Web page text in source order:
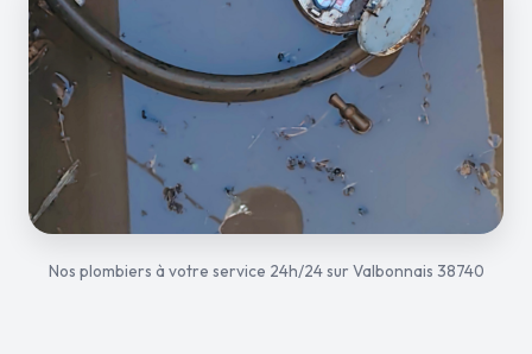
Nos plombiers à votre service 24h/24 sur Valbonnais 38740